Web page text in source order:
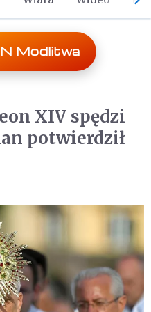
Modlitwa
XIV spędzi
potwierdził